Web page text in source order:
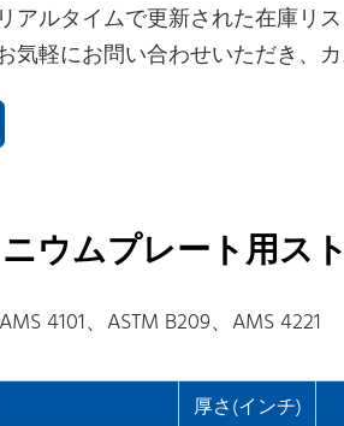
アルタイムで更新された在庫リ
気軽にお問い合わせいただき、
ニウムプレート用
4101、ASTM B209、AMS 4221
厚さ(インチ)